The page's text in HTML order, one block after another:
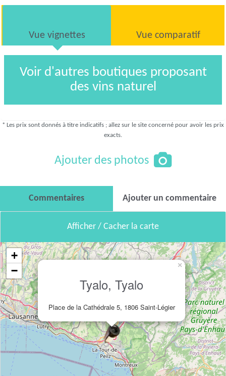
Vue vignettes Vue comparatif
Voir d'autres boutiques proposant
des vins naturel
* Les prix sont donnés à titre indicatifs ; allez sur le site concerné pour avoir les prix
exacts.
Ajouter des photos
Commentaires Ajouter un commentaire
Afficher / Cacher la carte
Tyalo, Tyalo
Place de la Cathédrale 5, 1806 Saint-Légier
×
+
−